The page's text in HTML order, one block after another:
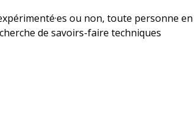
ou non, toute personne
de savoirs-faire techniques